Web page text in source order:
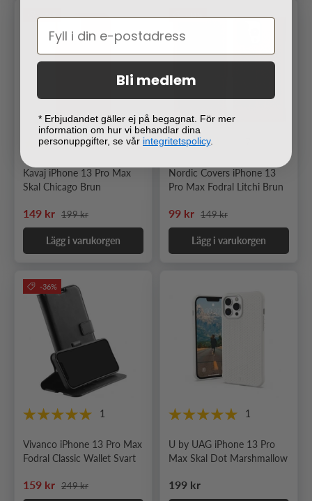
1
Kavaj iPhone 13 Pro Max
Skal Chicago Brun
Nedsatt pris
149 kr Ordinarie pris
199 kr
Lägg i varukorgen
Nordic Covers iPhone 13
Pro Max Fodral Litchi Brun
Nedsatt pris
99 kr Ordinarie pris
149 kr
Lägg i varukorgen
-36%
1
Vivanco iPhone 13 Pro Max
Fodral Classic Wallet Svart
Nedsatt pris
159 kr Ordinarie pris
249 kr
1
U by UAG iPhone 13 Pro
Max Skal Dot Marshmallow
Ordinarie pris
199 kr
Bli medlem
* Erbjudandet gäller ej på begagnat. För mer
information om hur vi behandlar dina
personuppgifter, se vår integritetspolicy.